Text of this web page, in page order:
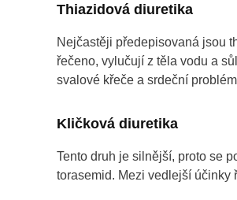
Thiazidová diuretika
Nejčastěji předepisovaná jsou
řečeno, vylučují z těla vodu a
svalové křeče a srdeční
Kličková diuretika
Tento druh je silnější, proto se
torasemid. Mezi vedlejší účinky